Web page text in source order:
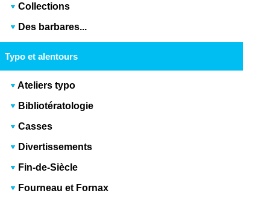
Collections
Des barbares...
Typo et alentours
Ateliers typo
Bibliotératologie
Casses
Divertissements
Fin-de-Siècle
Fourneau et Fornax